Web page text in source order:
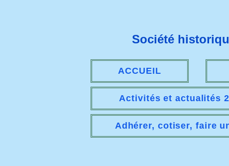
Société
ACCUEIL
Activités et actualités
Adhérer, cotiser, faire